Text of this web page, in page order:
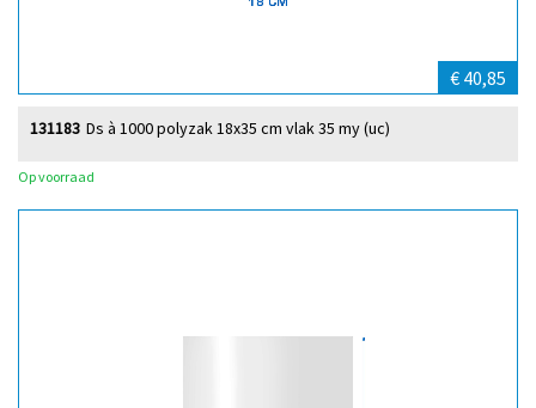
€ 40,85
Ds à 1000 polyzak 18x35 cm vlak 35 my (uc)
131183
Op voorraad